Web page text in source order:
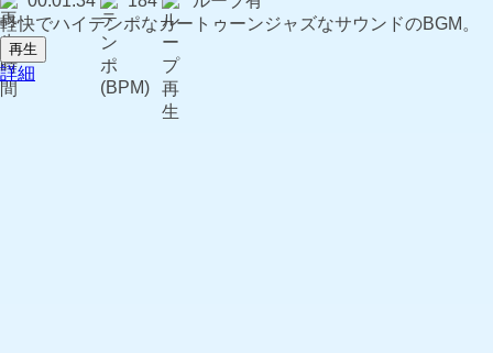
軽快でハイテンポなカートゥーンジャズなサウンドのBGM。
再生
詳細